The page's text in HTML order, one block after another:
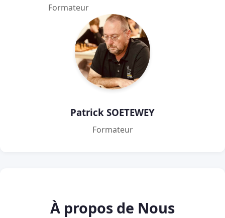
Formateur
Patrick SOETEWEY
Formateur
À propos de Nous